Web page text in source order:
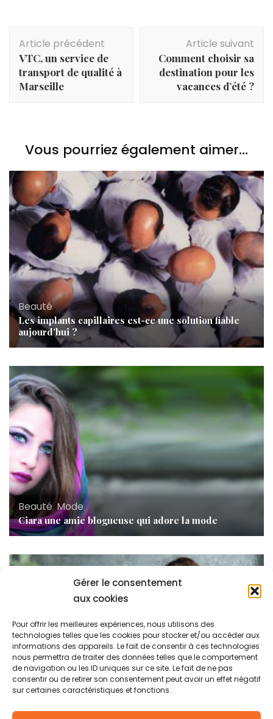
Gérer le consentement
aux cookies
Pour offrir les meilleures expériences, nous utilisons des
technologies telles que les cookies pour stocker et/ou accéder aux
informations des appareils. Le fait de consentir à ces technologies
nous permettra de traiter des données telles que le comportement
de navigation ou les ID uniques sur ce site. Le fait de ne pas
consentir ou de retirer son consentement peut avoir un effet négatif
sur certaines caractéristiques et fonctions.
d'article
Article précédent
VTC, un service de
transport de qualité à
Marseille
Article suivant
Comment choisir sa
destination pour les
vacances d’été ?
Vous pourriez également aimer...
Beauté
Les implants capillaires est-ce une solution fiable
aujourd’hui ?
Beauté,Mode
Ciara une amie blogueuse qui adore la mode
Beauté
Le ginseng rouge de Corée un produit miraculeux ?